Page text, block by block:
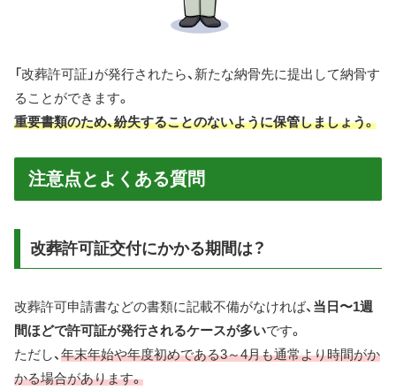
「改葬許可証」が発行されたら、新たな納骨先に提出して納骨す
ることができます。
重要書類のため、紛失することのないように保管しましょう。
注意点とよくある質問
改葬許可証交付にかかる期間は？
改葬許可申請書などの書類に記載不備がなければ、 当日〜1週
間ほどで許可証が発行されるケースが多いです。
ただし、年末年始や年度初めである3～4月も通常より時間がか
かる場合があります。